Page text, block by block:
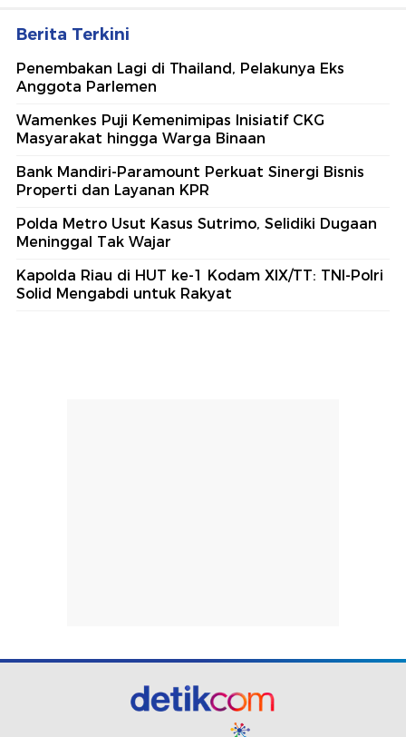
Berita Terkini
Penembakan Lagi di Thailand, Pelakunya Eks
Anggota Parlemen
Wamenkes Puji Kemenimipas Inisiatif CKG
Masyarakat hingga Warga Binaan
Bank Mandiri-Paramount Perkuat Sinergi Bisnis
Properti dan Layanan KPR
Polda Metro Usut Kasus Sutrimo, Selidiki Dugaan
Meninggal Tak Wajar
Kapolda Riau di HUT ke-1 Kodam XIX/TT: TNI-Polri
Solid Mengabdi untuk Rakyat